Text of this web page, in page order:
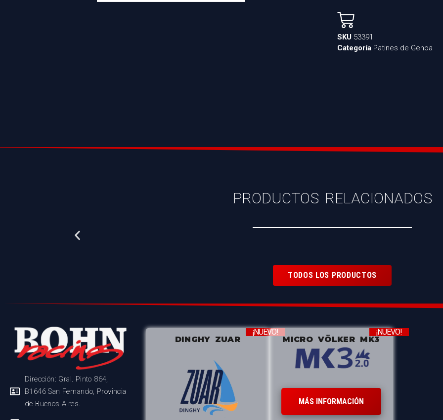
SKU 53391
Categoría Patines de Genoa
PRODUCTOS RELACIONADOS
TODOS LOS PRODUCTOS
Dirección: Gral. Pinto 864,
B1646 San Fernando, Provincia
de Buenos Aires.
DINGHY ZUAR
¡NUEVO!
MICRO VÖLKER MK3
¡NUEVO!
MÁS INFORMACIÓN